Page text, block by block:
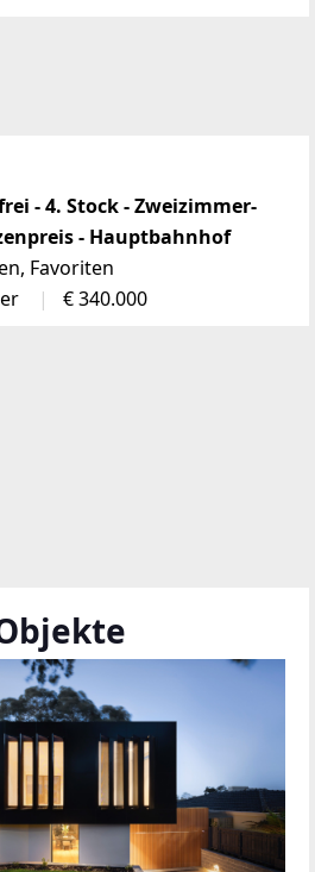
- 4. Stock - Zweizimmer-
- Hauptbahnhof
Favoriten
€ 340.000